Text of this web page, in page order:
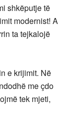
shkëputje të
modernist! A
ta tejkalojë
e krijimit. Në
me çdo
tek mjeti,